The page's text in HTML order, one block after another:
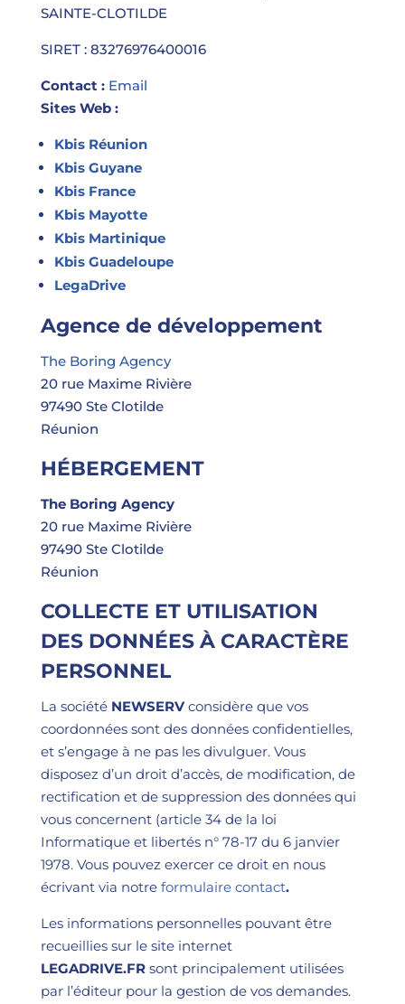
SAINTE-CLOTILDE
SIRET : 83276976400016
Contact : Email
Sites Web :
Kbis Réunion
Kbis Guyane
Kbis France
Kbis Mayotte
Kbis Martinique
Kbis Guadeloupe
LegaDrive
Agence de développement
The Boring Agency
20 rue Maxime Rivière
97490 Ste Clotilde
Réunion
HÉBERGEMENT
The Boring Agency
20 rue Maxime Rivière
97490 Ste Clotilde
Réunion
COLLECTE ET UTILISATION
DES DONNÉES À CARACTÈRE
PERSONNEL
La société NEWSERVconsidère que vos
coordonnées sont des données confidentielles,
et s’engage à ne pas les divulguer. Vous
disposez d’un droit d’accès, de modification, de
rectification et de suppression des données qui
vous concernent (article 34 de la loi
Informatique et libertés n° 78-17 du 6 janvier
1978. Vous pouvez exercer ce droit en nous
écrivant via notre formulaire contact.
Les informations personnelles pouvant être
recueillies sur le site internet
LEGADRIVE.FRsont principalement utilisées
par l’éditeur pour la gestion de vos demandes.